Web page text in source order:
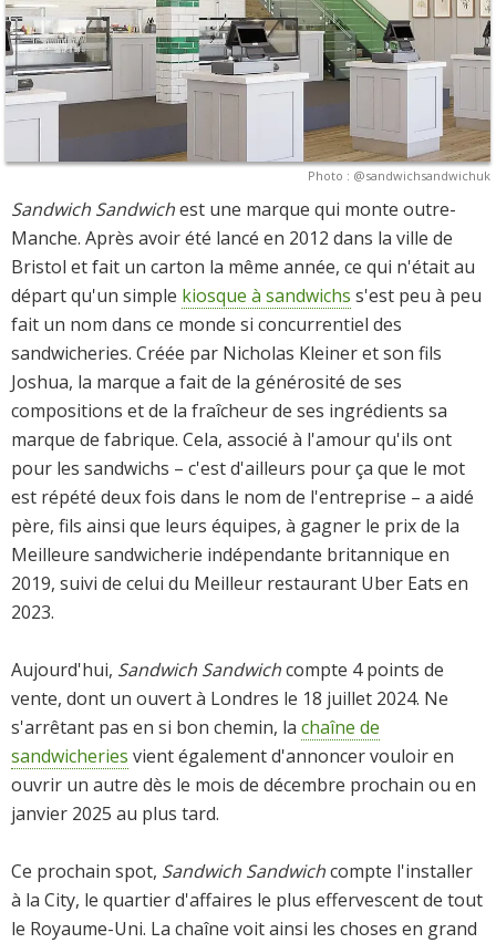
Photo : @sandwichsandwichuk
Sandwich Sandwichest une marque qui monte outre-
Manche. Après avoir été lancé en 2012 dans la ville de
Bristol et fait un carton la même année, ce qui n'était au
départ qu'un simple kiosque à sandwichs s'est peu à peu
fait un nom dans ce monde si concurrentiel des
sandwicheries. Créée par Nicholas Kleiner et son fils
Joshua, la marque a fait de la générosité de ses
compositions et de la fraîcheur de ses ingrédients sa
marque de fabrique. Cela, associé à l'amour qu'ils ont
pour les sandwichs – c'est d'ailleurs pour ça que le mot
est répété deux fois dans le nom de l'entreprise – a aidé
père, fils ainsi que leurs équipes, à gagner le prix de la
Meilleure sandwicherie indépendante britannique en
2019, suivi de celui du Meilleur restaurant Uber Eats en
2023.
Aujourd'hui, Sandwich Sandwichcompte 4 points de
vente, dont un ouvert à Londres le 18 juillet 2024. Ne
s'arrêtant pas en si bon chemin, la chaîne de
sandwicheries vient également d'annoncer vouloir en
ouvrir un autre dès le mois de décembre prochain ou en
janvier 2025 au plus tard.
Ce prochain spot, Sandwich Sandwichcompte l'installer
à la City, le quartier d'affaires le plus effervescent de tout
le Royaume-Uni. La chaîne voit ainsi les choses en grand